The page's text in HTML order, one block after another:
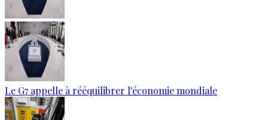
Le G7 appelle à rééquilibrer l'économie mondiale